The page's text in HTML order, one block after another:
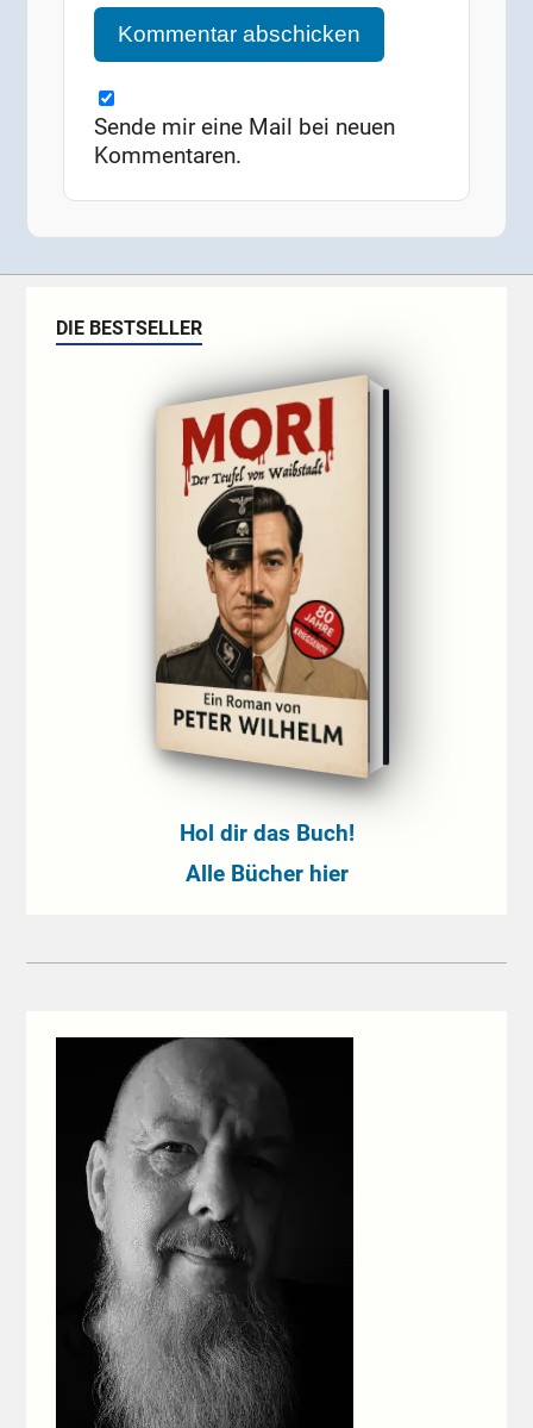
Sende mir eine Mail bei neuen
Kommentaren.
DIE BESTSELLER
Hol dir das Buch!
Alle Bücher hier